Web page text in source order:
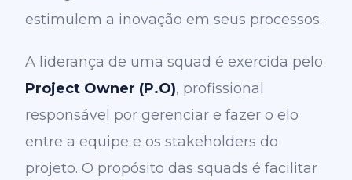
estimulem a inovação em seus processos.
A liderança de uma squad é exercida pelo
Project Owner (P.O), profissional
responsável por gerenciar e fazer o elo
entre a equipe e os stakeholders do
projeto. O propósito das squads é facilitar